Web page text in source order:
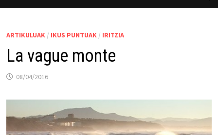
ARTIKULUAK / IKUS PUNTUAK / IRITZIA
La vague monte
08/04/2016